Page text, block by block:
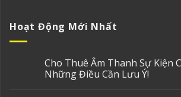
Hoạt Động Mới Nhất
Cho Thuê Âm Thanh Sự Kiện
Những Điều Cần Lưu Ý!